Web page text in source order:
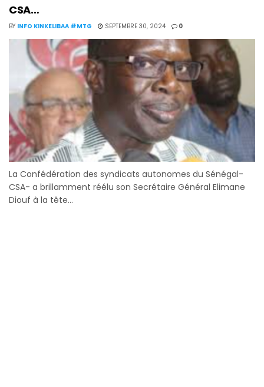
CSA…
BY INFO KINKELIBAA #MTG SEPTEMBRE 30, 2024 0
La Confédération des syndicats autonomes du Sénégal-
CSA- a brillamment réélu son Secrétaire Général Elimane
Diouf à la tête...